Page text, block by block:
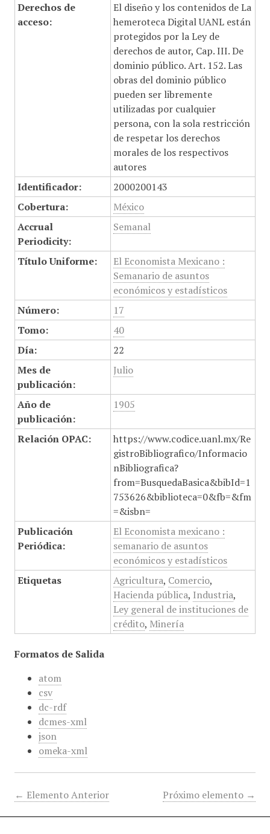
Derechos de
acceso:
El diseño y los contenidos de La
hemeroteca Digital UANL están
protegidos por la Ley de
derechos de autor, Cap. III. De
dominio público. Art. 152. Las
obras del dominio público
pueden ser libremente
utilizadas por cualquier
persona, con la sola restricción
de respetar los derechos
morales de los respectivos
autores
Identificador:
2000200143
Cobertura:
México
Accrual
Periodicity:
Semanal
Título Uniforme:
El Economista Mexicano :
Semanario de asuntos
económicos y estadísticos
Número:
17
Tomo:
40
Día:
22
Mes de
publicación:
Julio
Año de
publicación:
1905
Relación OPAC:
https://www.codice.uanl.mx/Re
gistroBibliografico/Informacio
nBibliografica?
from=BusquedaBasica&bibId=1
753626&biblioteca=0&fb=&fm
=&isbn=
Publicación
Periódica:
El Economista mexicano :
semanario de asuntos
económicos y estadísticos
Etiquetas
Agricultura, Comercio,
Hacienda pública, Industria,
Ley general de instituciones de
crédito, Minería
Formatos de Salida
atom
csv
dc-rdf
dcmes-xml
json
omeka-xml
← Elemento Anterior Próximo elemento →